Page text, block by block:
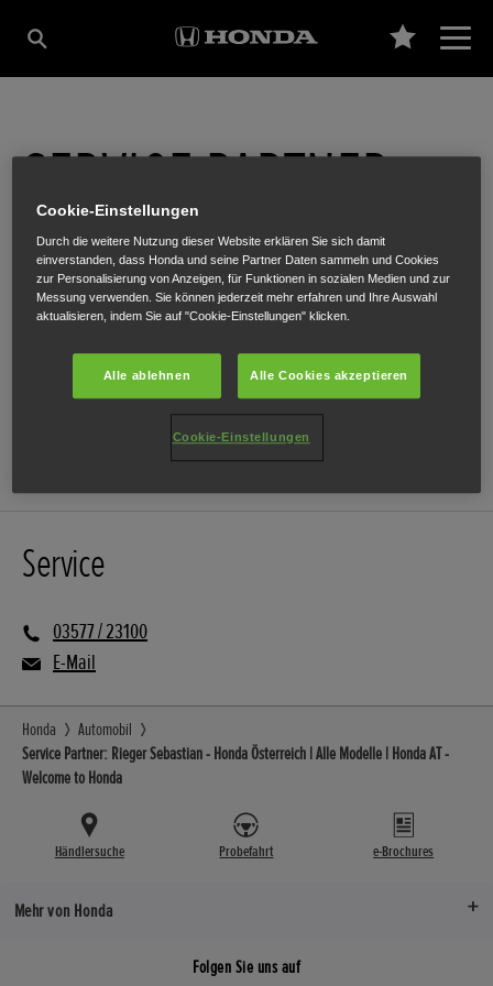
SERVICE PARTNER:
RIEGER SEBASTIAN
Korngasse 8,Spielberg/Knittelfeld,8724
ANFAHRTSBESCHREIBUNG ANFORDERN
Service
03577 / 23100
E-Mail
Honda
Automobil
Service Partner: Rieger Sebastian - Honda Österreich | Alle Modelle | Honda AT -
Welcome to Honda
Händlersuche Probefahrt e-Brochures
Mehr von Honda
Folgen Sie uns auf
Cookie-Einstellungen
Durch die weitere Nutzung dieser Website erklären Sie sich damit
einverstanden, dass Honda und seine Partner Daten sammeln und Cookies
zur Personalisierung von Anzeigen, für Funktionen in sozialen Medien und zur
Messung verwenden. Sie können jederzeit mehr erfahren und Ihre Auswahl
aktualisieren, indem Sie auf "Cookie-Einstellungen" klicken.
Alle ablehnen Alle Cookies akzeptieren
Cookie-Einstellungen